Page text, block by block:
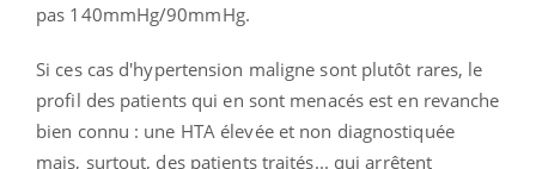
pas 140mmHg/90mmHg.
Si ces cas d'hypertension maligne sont plutôt rares, le
profil des patients qui en sont menacés est en revanche
bien connu : une HTA élevée et non diagnostiquée
mais, surtout, des patients traités... qui arrêtent